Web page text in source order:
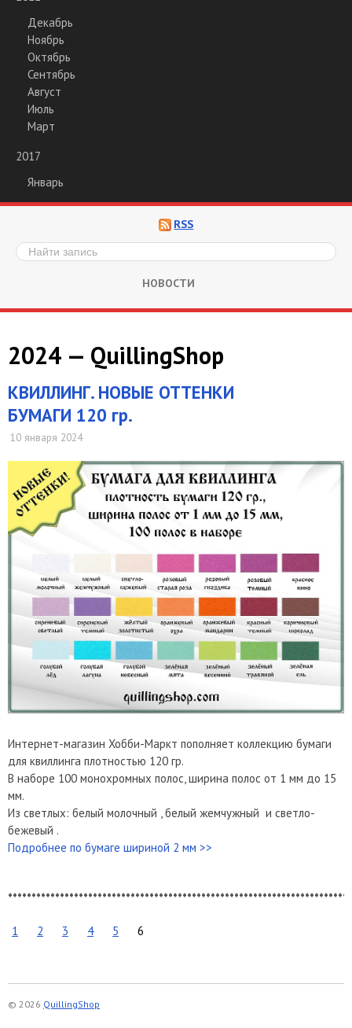
Декабрь
Ноябрь
Октябрь
Сентябрь
Август
Июль
Март
2017
Январь
RSS
НОВОСТИ
2024 — QuillingShop
КВИЛЛИНГ. НОВЫЕ ОТТЕНКИ
БУМАГИ 120 гр.
10 января 2024
Интернет-магазин Хобби-Маркт пополняет коллекцию бумаги
для квиллинга плотностью 120 гр.
В наборе 100 монохромных полос, ширина полос от 1 мм до 15
мм.
Из светлых: белый молочный , белый жемчужный и светло-
бежевый .
Подробнее по бумаге шириной 2 мм >>
1 2 3 4 5 6
© 2026 QuillingShop